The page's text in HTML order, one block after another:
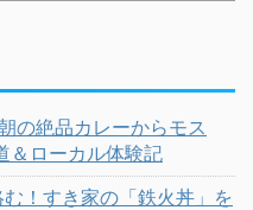
の絶品カレーからモス
＆ローカル体験記
！すき家の「鉄火丼」を